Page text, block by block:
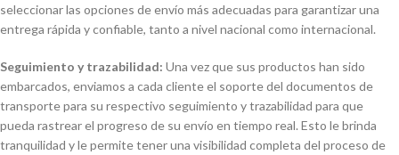
seleccionar las opciones de envío más adecuadas para garantizar una
entrega rápida y confiable, tanto a nivel nacional como internacional.
Seguimiento y trazabilidad: Una vez que sus productos han sido
embarcados, enviamos a cada cliente el soporte del documentos de
transporte para su respectivo seguimiento y trazabilidad para que
pueda rastrear el progreso de su envío en tiempo real. Esto le brinda
tranquilidad y le permite tener una visibilidad completa del proceso de